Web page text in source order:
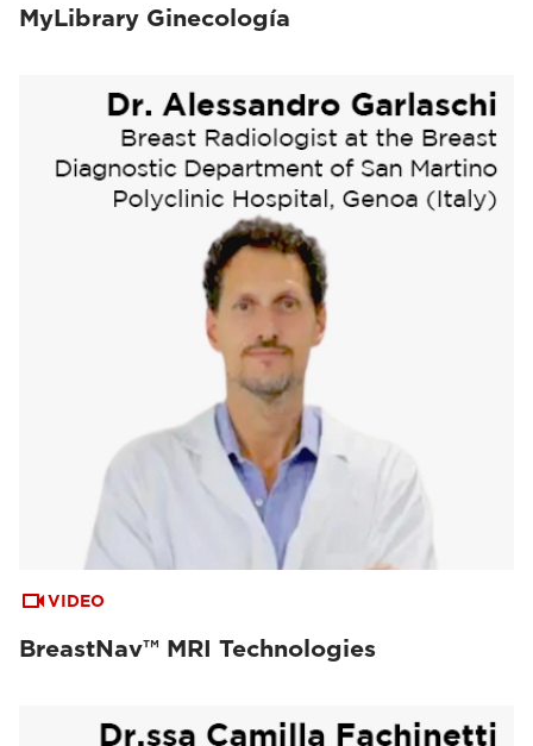
MyLibrary Ginecología
VIDEO
BreastNav™ MRI Technologies